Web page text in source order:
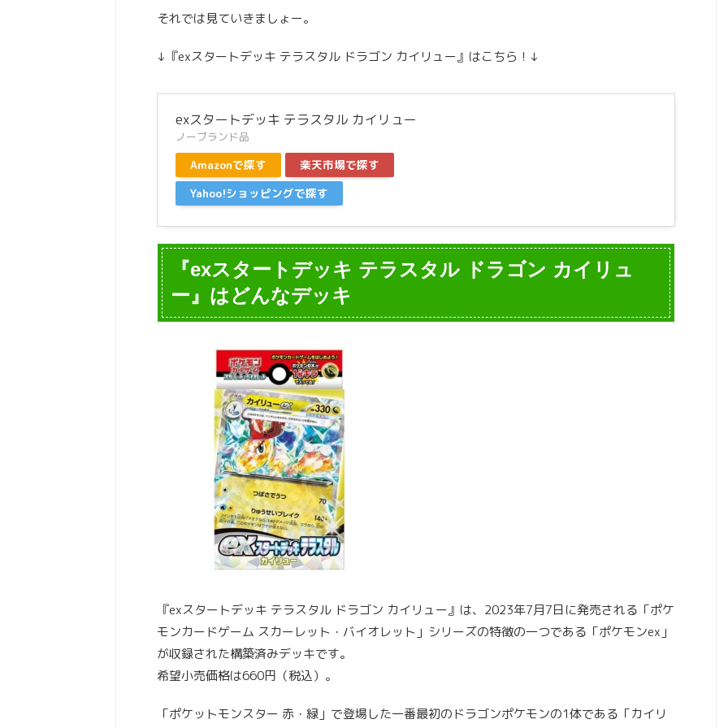
それでは見ていきましょー。
↓『exスタートデッキ テラスタル ドラゴン カイリュー』はこちら！↓
exスタートデッキ テラスタル カイリュー
ノーブランド品
Amazonで探す
楽天市場で探す
Yahoo!ショッピングで探す
『exスタートデッキ テラスタル ドラゴン カイリュ
ー』はどんなデッキ
『exスタートデッキ テラスタル ドラゴン カイリュー』は、2023年7月7日に発売される「ポケ
モンカードゲーム スカーレット・バイオレット」シリーズの特徴の一つである「ポケモンex」
が収録された構築済みデッキです。
希望小売価格は660円（税込）。
「ポケットモンスター 赤・緑」で登場した一番最初のドラゴンポケモンの1体である「カイリ